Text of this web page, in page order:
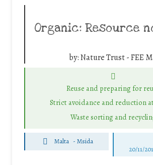
Organic: Resource
by:Nature Trust - FEE
Reuse and preparing for
Strict avoidance and reduction
Waste sorting and
Malta - Msida
20/11/